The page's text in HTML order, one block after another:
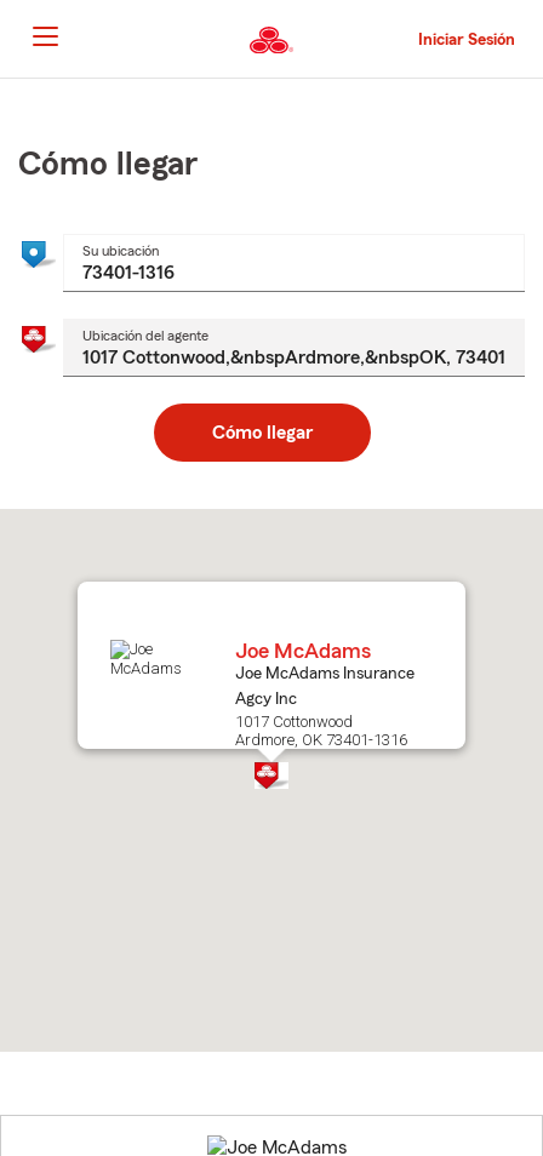
al
contenido
principal
Iniciar Sesión
principal
Cómo llegar
Su ubicación
Ubicación del agente
Cómo llegar
to
Joe McAdams
Joe McAdams Insurance
Agcy Inc
1017 Cottonwood
Ardmore, OK 73401-1316
to
before